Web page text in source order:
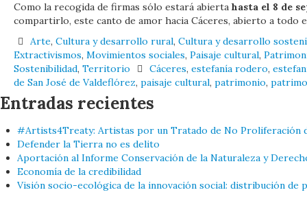
Como la recogida de firmas sólo estará abierta hasta el 8 de
compartirlo, este canto de amor hacia Cáceres, abierto a todo
Arte, Cultura y desarrollo rural, Cultura y desarrollo
Extractivismos, Movimientos sociales, Paisaje cultural,
Sostenibilidad, Territorio Cáceres, estefanía rodero,
de San José de Valdeflórez, paisaje cultural, patrimonio,
Entradas recientes
#Artists4Treaty: Artistas por un Tratado de No Proliferación
Defender la Tierra no es delito
Aportación al Informe Conservación de la Naturaleza y
Economía de la credibilidad
Visión socio-ecológica de la innovación social: distribución